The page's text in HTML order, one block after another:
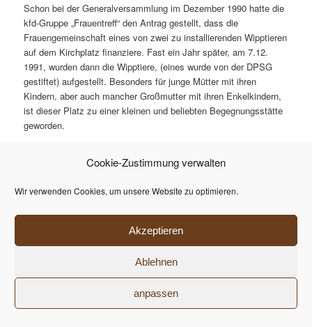
Cookie-Zustimmung verwalten
Wir verwenden Cookies, um unsere Website zu optimieren.
Akzeptieren
Ablehnen
anpassen
Schon bei der Generalversammlung im Dezember 1990 hatte die
kfd-Gruppe „Frauentreff“ den Antrag gestellt, dass die
Frauengemeinschaft eines von zwei zu installierenden Wipptieren
auf dem Kirchplatz finanziere. Fast ein Jahr später, am 7.12.
1991, wurden dann die Wipptiere, (eines wurde von der DPSG
gestiftet) aufgestellt. Besonders für junge Mütter mit ihren
Kindern, aber auch mancher Großmutter mit ihren Enkelkindern,
ist dieser Platz zu einer kleinen und beliebten Begegnungsstätte
geworden.
1996 das 80jährige Jubiläum ihrer Gemeinschaft und der damit
Salatbuffett stellten sie symbolisch die Vielfalt der
Frauengemeinschaft dar. Da gab es z.B. den Kartoffelsalat, der
für die bodenständigen Frauen stand, den Teufelssalat für die
Zubereitung man schon einmal schmutzige Hände bekommt,